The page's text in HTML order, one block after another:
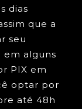
dias
que a
seu
alguns
PIX em
optar por
até 48h